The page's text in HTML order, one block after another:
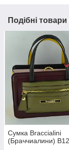
Подібні товари
Сумка Braccialini
(Браччиалини)